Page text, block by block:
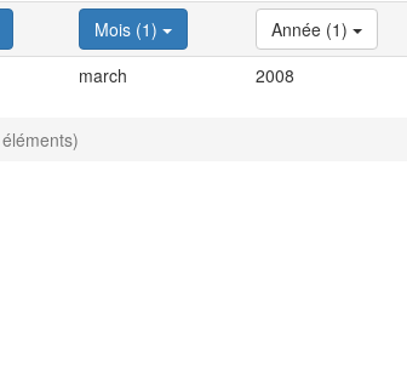
Mois (1) Année (1)
march 2008